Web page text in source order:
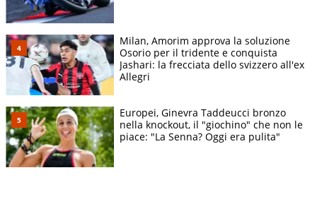
Milan, Amorim approva la soluzione
Osorio per il tridente e conquista
Jashari: la frecciata dello svizzero all'ex
Allegri
Europei, Ginevra Taddeucci bronzo
nella knockout, il "giochino" che non le
piace: "La Senna? Oggi era pulita"